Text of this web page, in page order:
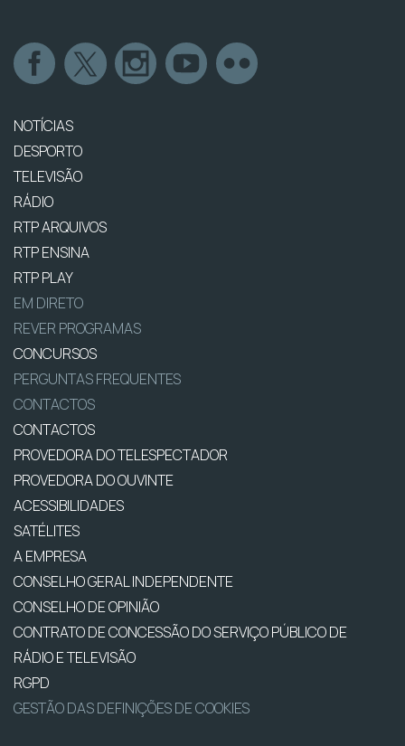
NOTÍCIAS
DESPORTO
TELEVISÃO
RÁDIO
RTP ARQUIVOS
RTP ENSINA
RTP PLAY
EM DIRETO
REVER PROGRAMAS
CONCURSOS
PERGUNTAS FREQUENTES
CONTACTOS
CONTACTOS
PROVEDORA DO TELESPECTADOR
PROVEDORA DO OUVINTE
ACESSIBILIDADES
SATÉLITES
A EMPRESA
CONSELHO GERAL INDEPENDENTE
CONSELHO DE OPINIÃO
CONTRATO DE CONCESSÃO DO SERVIÇO PÚBLICO DE
RÁDIO E TELEVISÃO
RGPD
GESTÃO DAS DEFINIÇÕES DE COOKIES